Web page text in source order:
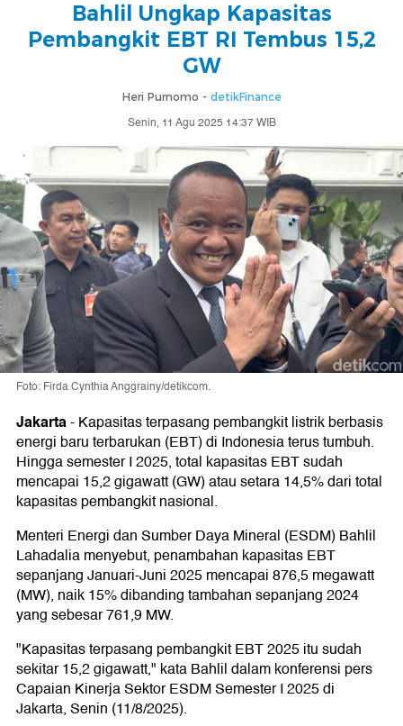
Bahlil Ungkap Kapasitas
Pembangkit EBT RI Tembus 15,2
GW
Heri Purnomo - detikFinance
Senin, 11 Agu 2025 14:37 WIB
Foto: Firda Cynthia Anggrainy/detikcom.
Jakarta-Kapasitas terpasang pembangkit listrik berbasis
energi baru terbarukan (EBT) di Indonesia terus tumbuh.
Hingga semester I 2025, total kapasitas EBT sudah
mencapai 15,2 gigawatt (GW) atau setara 14,5% dari total
kapasitas pembangkit nasional.
Menteri Energi dan Sumber Daya Mineral (ESDM) Bahlil
Lahadalia menyebut, penambahan kapasitas EBT
sepanjang Januari-Juni 2025 mencapai 876,5 megawatt
(MW), naik 15% dibanding tambahan sepanjang 2024
yang sebesar 761,9 MW.
"Kapasitas terpasang pembangkit EBT 2025 itu sudah
sekitar 15,2 gigawatt," kata Bahlil dalam konferensi pers
Capaian Kinerja Sektor ESDM Semester I 2025 di
Jakarta, Senin (11/8/2025).